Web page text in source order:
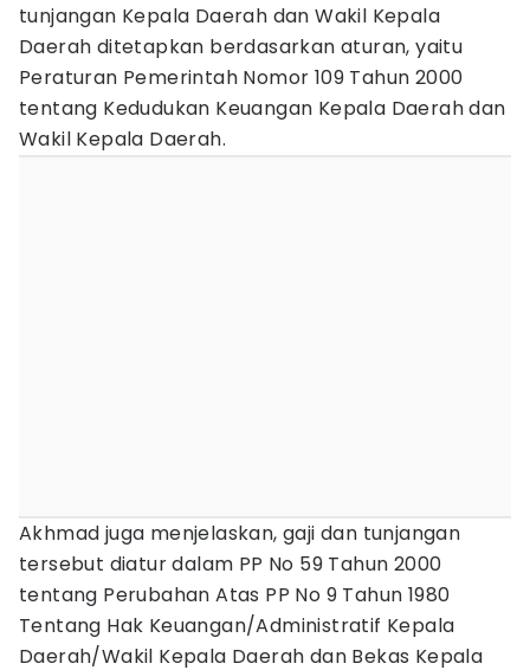
tunjangan Kepala Daerah dan Wakil Kepala
Daerah ditetapkan berdasarkan aturan, yaitu
Peraturan Pemerintah Nomor 109 Tahun 2000
tentang Kedudukan Keuangan Kepala Daerah dan
Wakil Kepala Daerah.
Akhmad juga menjelaskan, gaji dan tunjangan
tersebut diatur dalam PP No 59 Tahun 2000
tentang Perubahan Atas PP No 9 Tahun 1980
Tentang Hak Keuangan/Administratif Kepala
Daerah/Wakil Kepala Daerah dan Bekas Kepala